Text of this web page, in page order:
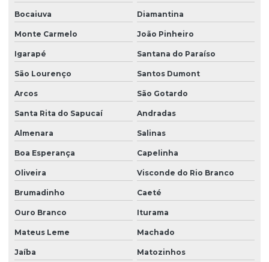
Bocaiuva Diamantina
Monte Carmelo João Pinheiro
Igarapé Santana do Paraíso
São Lourenço Santos Dumont
Arcos São Gotardo
Santa Rita do Sapucaí Andradas
Almenara Salinas
Boa Esperança Capelinha
Oliveira Visconde do Rio Branco
Brumadinho Caeté
Ouro Branco Iturama
Mateus Leme Machado
Jaíba Matozinhos